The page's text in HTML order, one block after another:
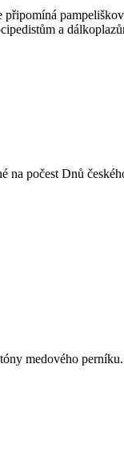
připomíná
a
na počest Dnů
medového